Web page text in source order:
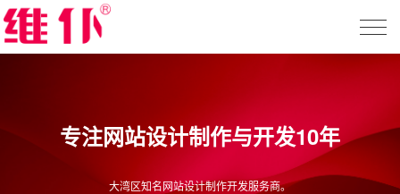
专注网站设计制作与开发10年
大湾区知名网站设计制作开发服务商。